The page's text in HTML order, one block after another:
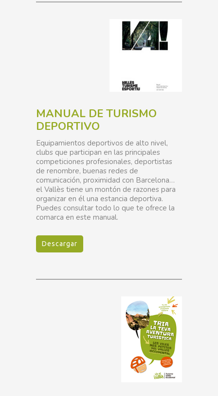
MANUAL DE TURISMO
DEPORTIVO
Equipamientos deportivos de alto nivel,
clubs que participan en las principales
competiciones profesionales, deportistas
de renombre, buenas redes de
comunicación, proximidad con Barcelona…
el Vallès tiene un montón de razones para
organizar en él una estancia deportiva.
Puedes consultar todo lo que te ofrece la
comarca en este manual.
Descargar